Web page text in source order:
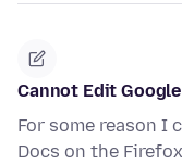
Cannot Edit
For some reason I
Docs on the